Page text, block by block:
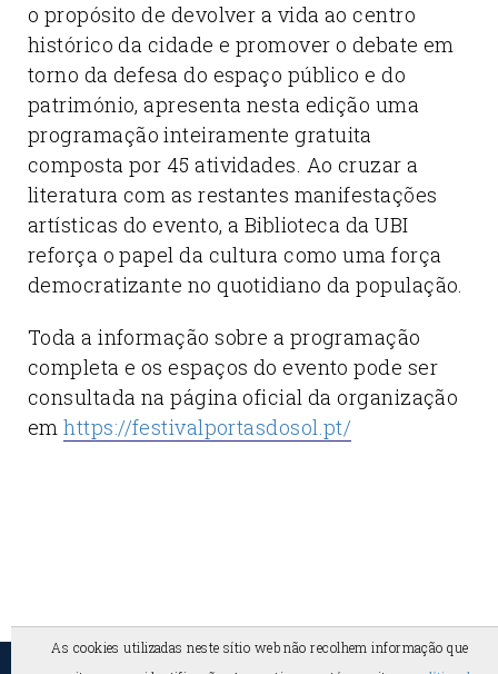
o propósito de devolver a vida ao centro
histórico da cidade e promover o debate em
torno da defesa do espaço público e do
património, apresenta nesta edição uma
programação inteiramente gratuita
composta por 45 atividades. Ao cruzar a
literatura com as restantes manifestações
artísticas do evento, a Biblioteca da UBI
reforça o papel da cultura como uma força
democratizante no quotidiano da população.
Toda a informação sobre a programação
completa e os espaços do evento pode ser
consultada na página oficial da organização
emhttps://festivalportasdosol.pt/
As cookies utilizadas neste sítio web não recolhem informação que